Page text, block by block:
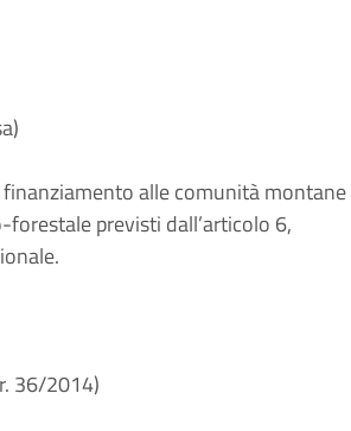
alle comunità montane
previsti dall’articolo 6,
36/2014)